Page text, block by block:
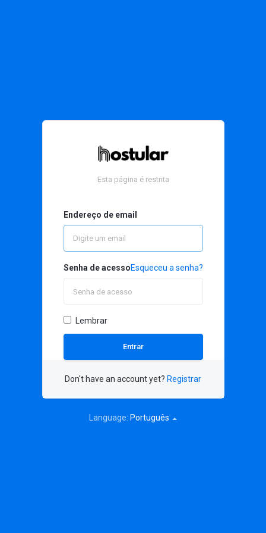
Esta página é restrita
Endereço de email
Senha de acessoEsqueceu a senha?
Lembrar
Don't have an account yet? Registrar
Language: Português